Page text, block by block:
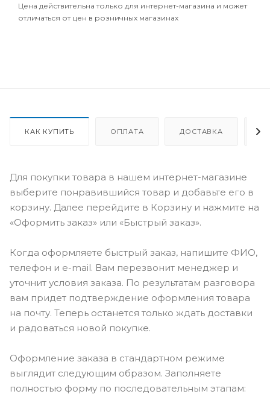
Цена действительна только для интернет-магазина и может
отличаться от цен в розничных магазинах
КАК КУПИТЬ ОПЛАТА ДОСТАВКА
Для покупки товара в нашем интернет-магазине
выберите понравившийся товар и добавьте его в
корзину. Далее перейдите в Корзину и нажмите на
«Оформить заказ» или «Быстрый заказ».
Когда оформляете быстрый заказ, напишите ФИО,
телефон и e-mail. Вам перезвонит менеджер и
уточнит условия заказа. По результатам разговора
вам придет подтверждение оформления товара
на почту. Теперь останется только ждать доставки
и радоваться новой покупке.
Оформление заказа в стандартном режиме
выглядит следующим образом. Заполняете
полностью форму по последовательным этапам: